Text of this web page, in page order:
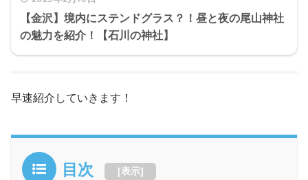
【金沢】境内にステンドグラス？！昼と夜の尾山神社
の魅力を紹介！【石川の神社】
早速紹介していきます！
目次 [表示]